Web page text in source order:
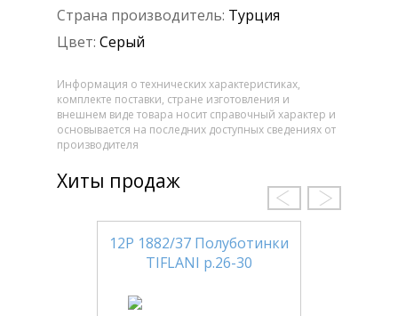
Страна производитель: Турция
Цвет: Серый
Информация о технических характеристиках,
комплекте поставки, стране изготовления и
внешнем виде товара носит справочный характер и
основывается на последних доступных сведениях от
производителя
Хиты продаж
12Р 1882/37 Полуботинки
TIFLANI р.26-30